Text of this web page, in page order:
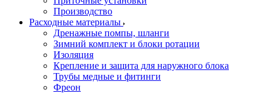
Производство
Расходные материалы
Дренажные помпы, шланги
Зимний комплект и блоки ротации
Изоляция
Крепление и защита для наружного блока
Трубы медные и фитинги
Фреон